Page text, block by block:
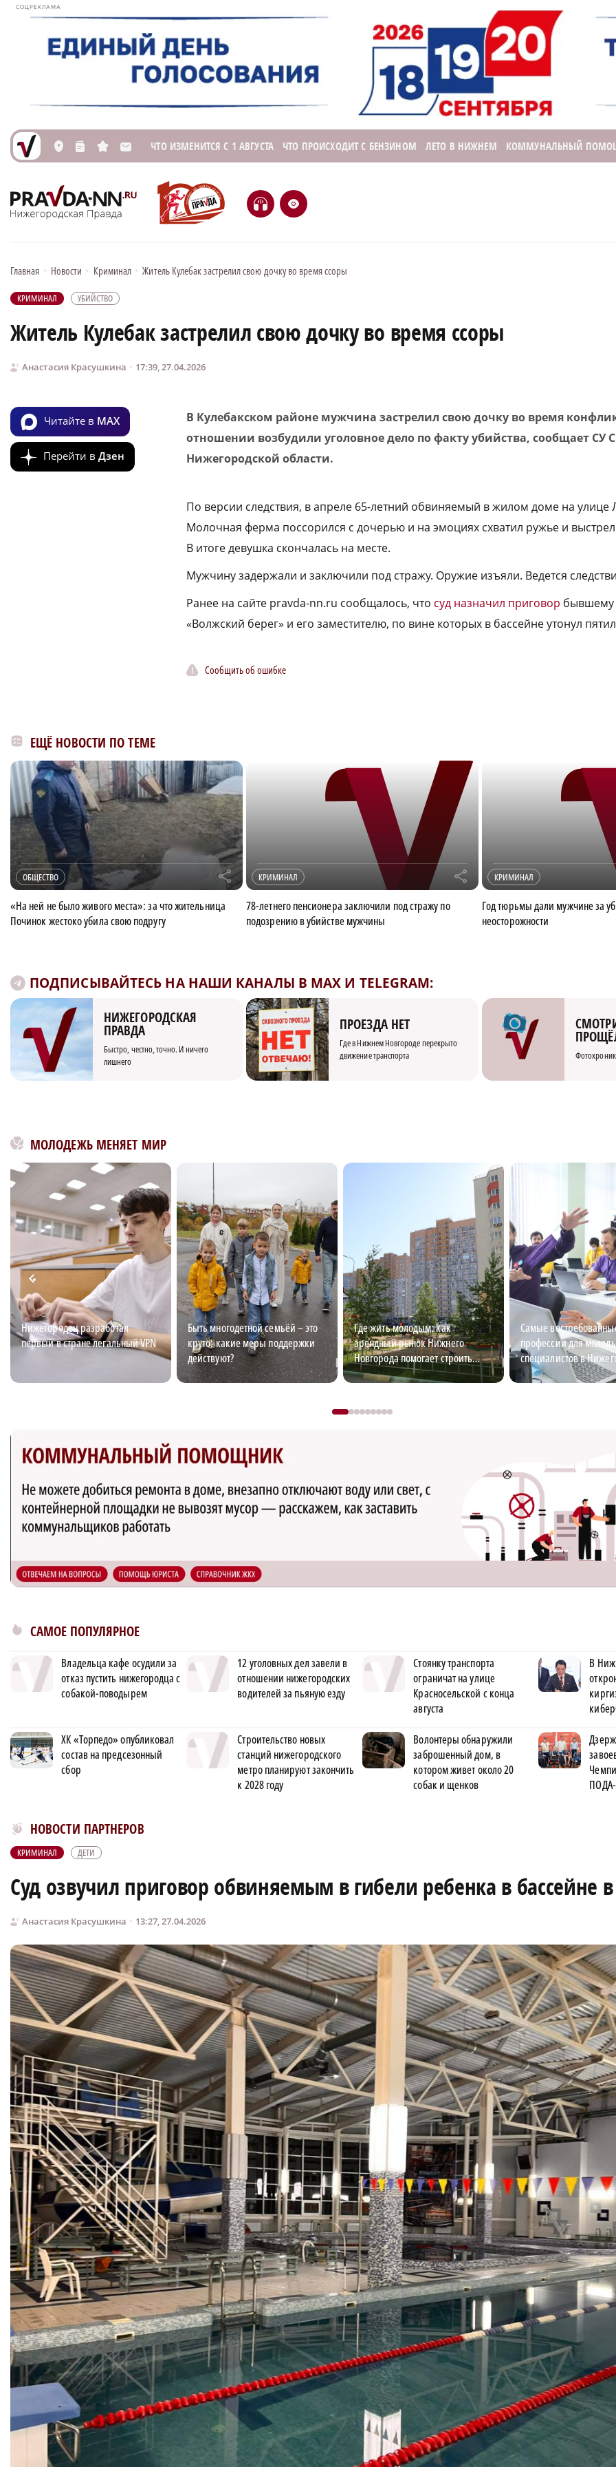
СОЦРЕКЛАМА
L n s M ЧТО ИЗМЕНИТСЯ С 1 АВГУСТА ЧТО ПРОИСХОДИТ С БЕНЗИНОМ ЛЕТО В НИЖНЕМ КОММУНАЛЬНЫЙ
H e
Главная • Новости • Криминал • Житель Кулебак застрелил свою дочку во время ссоры
КРИМИНАЛ УБИЙСТВО
Житель Кулебак застрелил свою дочку во время ссоры
Анастасия Красушкина 17:39, 27.04.2026
Читайте в MAX
Перейти в Дзен
В Кулебакском районе мужчина застрелил свою дочку во время
отношении возбудили уголовное дело по факту убийства, сообщает СУ
Нижегородской области.
По версии следствия, в апреле 65-летний обвиняемый в жилом доме на улице
Молочная ферма поссорился с дочерью и на эмоциях схватил ружье и
В итоге девушка скончалась на месте.
Мужчину задержали и заключили под стражу. Оружие изъяли. Ведется
Ранее на сайте pravda-nn.ru сообщалось, что суд назначил приговор бывшему
«Волжский берег» и его заместителю, по вине которых в бассейне утонул
Сообщить об ошибке
ЕЩЁ НОВОСТИ ПО ТЕМЕ
ОБЩЕСТВО r
«На ней не было живого места»: за что жительница
Починок жестоко убила свою подругу
КРИМИНАЛ r
78-летнего пенсионера заключили под стражу по
подозрению в убийстве мужчины
КРИМИНАЛ
Год тюрьмы дали мужчине за
неосторожности
ПОДПИСЫВАЙТЕСЬ НА НАШИ КАНАЛЫ В MAX И TELEGRAM:
НИЖЕГОРОДСКАЯ
ПРАВДА
Быстро, честно, точно. И ничего
лишнего
ПРОЕЗДА НЕТ
Где в Нижнем Новгороде перекрыто
движение транспорта
МОЛОДЕЖЬ МЕНЯЕТ МИР
Нижегородец разработал
первый в стране легальный VPN
Быть многодетной семьёй – это
круто: какие меры поддержки
действуют?
Где жить молодым: как
арендный рынок Нижнего
Новгорода помогает строить
карьеру
Самые
профессии для
специалистов в
области
САМОЕ ПОПУЛЯРНОЕ
Владельца кафе осудили за
отказ пустить нижегородца с
собакой-поводырем
12 уголовных дел завели в
отношении нижегородских
водителей за пьяную езду
Стоянку транспорта
ограничат на улице
Красносельской с конца
августа
В
ХК «Торпедо» опубликовал
состав на предсезонный
сбор
Строительство новых
станций нижегородского
метро планируют закончить
к 2028 году
Волонтеры обнаружили
заброшенный дом, в
котором живет около 20
собак и щенков
ПОДА-
НОВОСТИ ПАРТНЕРОВ
Новости МирТесен
КРИМИНАЛ ДЕТИ
Суд озвучил приговор обвиняемым в гибели ребенка в бассейне в
Анастасия Красушкина 13:27, 27.04.2026